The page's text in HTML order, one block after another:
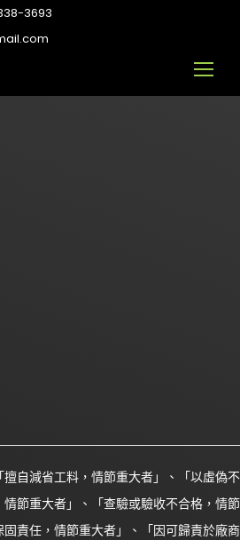
3693
自減省工料，情節重大者」、「以虛偽不
節重大者」、「查驗或驗收不合格，情節
責任，情節重大者」、「因可歸責於廠商